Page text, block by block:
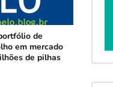
de
em mercado
de pilhas